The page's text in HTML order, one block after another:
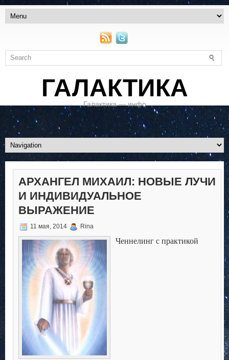
ГАЛАКТИКА
Галактика — инфо
АРХАНГЕЛ МИХАИЛ: НОВЫЕ ЛУЧИ
И ИНДИВИДУАЛЬНОЕ
ВЫРАЖЕНИЕ
11 мая, 2014 Rina
Ченнелинг с практикой